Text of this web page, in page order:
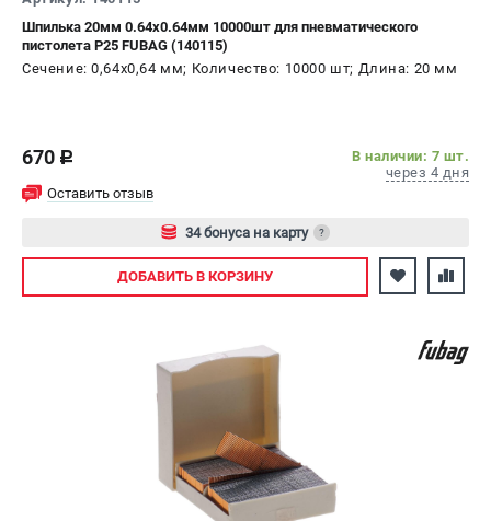
ПОЛЕЗНЫЕ СТАТЬИ
Как выбрать бензопилу?
Как выбрать компрессор?
Как выбрать сварочный аппарат?
Сварочные полуавтоматы MIG/MAG
Сварочные аппараты TIG
ТЕЛЕФОН (САНКТ-ПЕТЕРБУРГ)
Шпилька 20мм 0.64х0.64мм 10000шт для пневматического
пистолета P25 FUBAG (140115)
Сечение: 0,64х0,64 мм; Количество: 10000 шт; Длина: 20 мм
670 c
В наличии: 7 шт.
через 4 дня
Оставить отзыв
34 бонуса на карту ?
Авторизуйтесь
ДОБАВИТЬ В КОРЗИНУ